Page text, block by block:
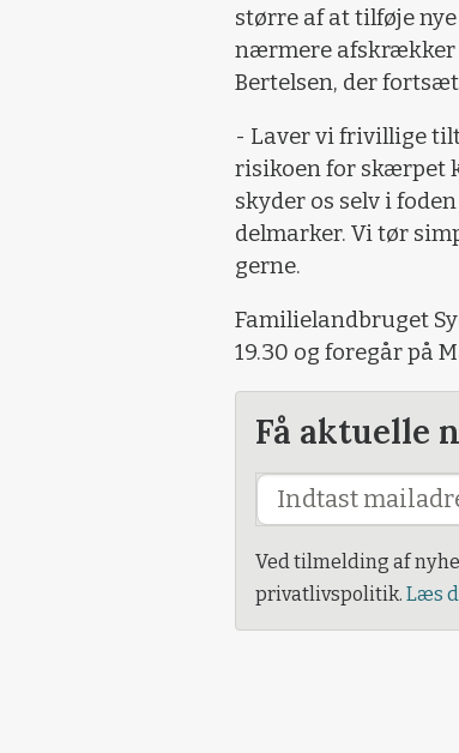
større af at tilføje
nærmere afskrækker
Bertelsen, der
- Laver vi frivillige
risikoen for skærpet
skyder os selv i
delmarker. Vi tør
gerne.
Familielandbruget
19.30 og foregår på
Få aktuelle
Ved tilmelding af
privatlivspolitik. Læs